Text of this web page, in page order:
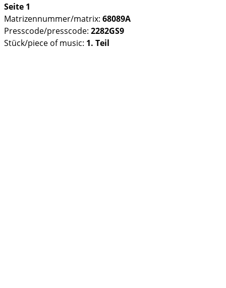
Seite 1
Matrizennummer/matrix: 68089A
Presscode/presscode: 2282GS9
Stück/piece of music: 1. Teil